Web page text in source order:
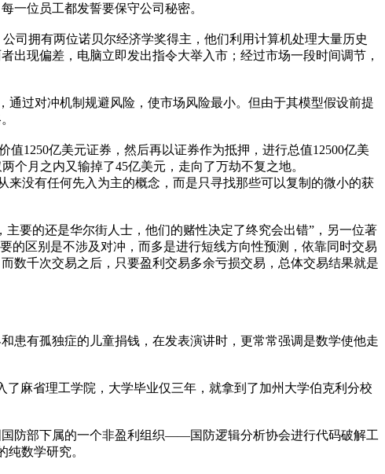
一位员工都发誓要保守公司秘密。
拥有两位诺贝尔经济学奖得主，他们利用计算机处理大量历史
现偏差，电脑立即发出指令大举入市；经过市场一段时间调节，
过对冲机制规避风险，使市场风险最小。但由于其模型假设前提
1250亿美元证券，然后再以证券作为抵押，进行总值12500亿美
个月之内又输掉了45亿美元，走向了万劫不复之地。
没有任何先入为主的概念，而是只寻找那些可以复制的微小的获
要的还是华尔街人士，他们的赌性决定了终究会出错”，另一位著
的区别是不涉及对冲，而多是进行短线方向性预测，依靠同时交易
数千次交易之后，只要盈利交易多余亏损交易，总体交易结果就是
有孤独症的儿童捐钱，在发表演讲时，更常常强调是数学使他走
麻省理工学院，大学毕业仅三年，就拿到了加州大学伯克利分校
防部下属的一个非盈利组织——国防逻辑分析协会进行代码破解工
数学研究。